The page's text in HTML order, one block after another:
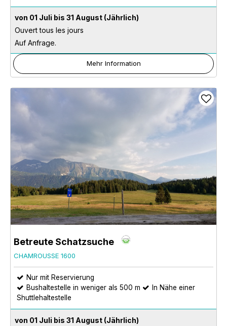
von 01 Juli bis 31 August (Jährlich)
Ouvert tous les jours
Auf Anfrage.
Mehr Information
Betreute Schatzsuche
CHAMROUSSE 1600
Nur mit Reservierung
Bushaltestelle in weniger als 500 m
In Nähe einer
Shuttlehaltestelle
von 01 Juli bis 31 August (Jährlich)